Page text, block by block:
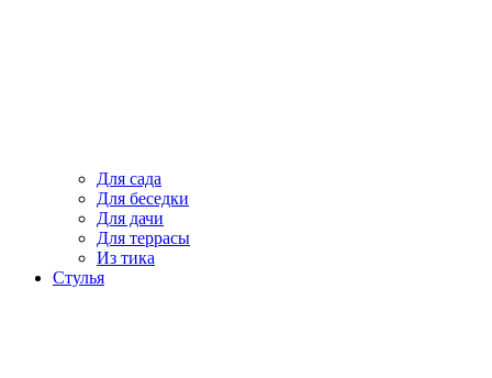
Для сада
Для беседки
Для дачи
Для террасы
Из тика
Стулья